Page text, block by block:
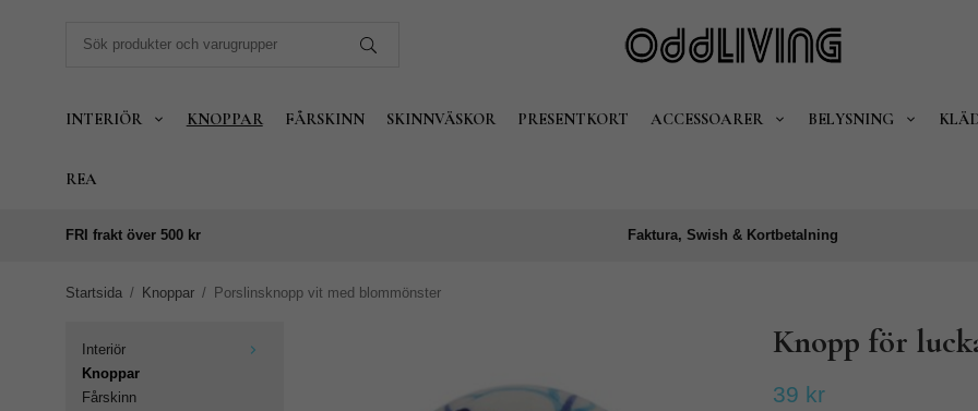
INTERIÖR KNOPPAR FÅRSKINN SKINNVÄSKOR PRESENTKORT ACCESSOARER BELYSNING
REA
FRI frakt över 500 kr Faktura, Swish & Kortbetalning
Startsida / Knoppar / Porslinsknopp vit med blommönster
Interiör
Knoppar
Fårskinn
Knopp för
39 kr